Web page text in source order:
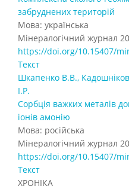
забруднених територій
Мова: українська
Мінералогічний журнал
https://doi.org/10.15407/
Текст
Шкапенко В.В.,
І.Р.
Сорбція важких металів
іонів амонію
Мова: російська
Мінералогічний журнал
https://doi.org/10.15407/
Текст
ХРОНІКА